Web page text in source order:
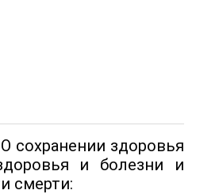
сохранении здоровья
и болезни и
смерти: